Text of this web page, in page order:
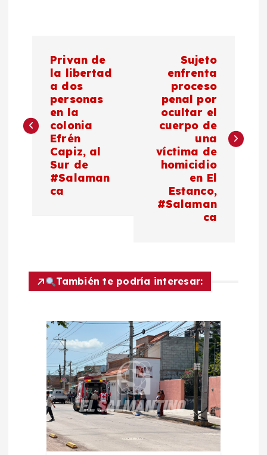
e
ó
Privan de
la libertad
a dos
personas
en la
colonia
Efrén
Capiz, al
Sur de
#Salaman
ca
Sujeto
enfrenta
proceso
penal por
ocultar el
cuerpo de
una
víctima de
homicidio
en El
Estanco,
#Salaman
ca
También te podría interesar: